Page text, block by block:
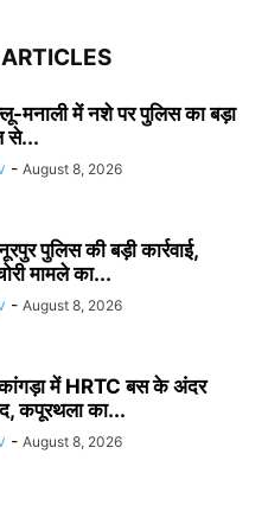
में नशे पर पुलिस का बड़ा
से...
- August 8, 2026
पुलिस की बड़ी कार्रवाई,
मामले का...
- August 8, 2026
में HRTC बस के अंदर
कपूरथला का...
- August 8, 2026